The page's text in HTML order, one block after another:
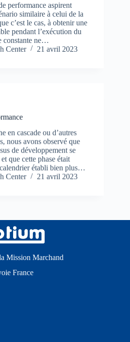
performance aspirent
similaire à celui de la
c’est le cas, à obtenir une
pendant l’exécution du
constante ne…
Center
21 avril 2023
en cascade ou d’autres
nous avons observé que
de développement se
que cette phase était
établi bien plus…
Center
21 avril 2023
Mission Marchand
France